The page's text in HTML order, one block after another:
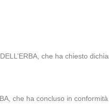
che ha chiesto
che ha concluso in